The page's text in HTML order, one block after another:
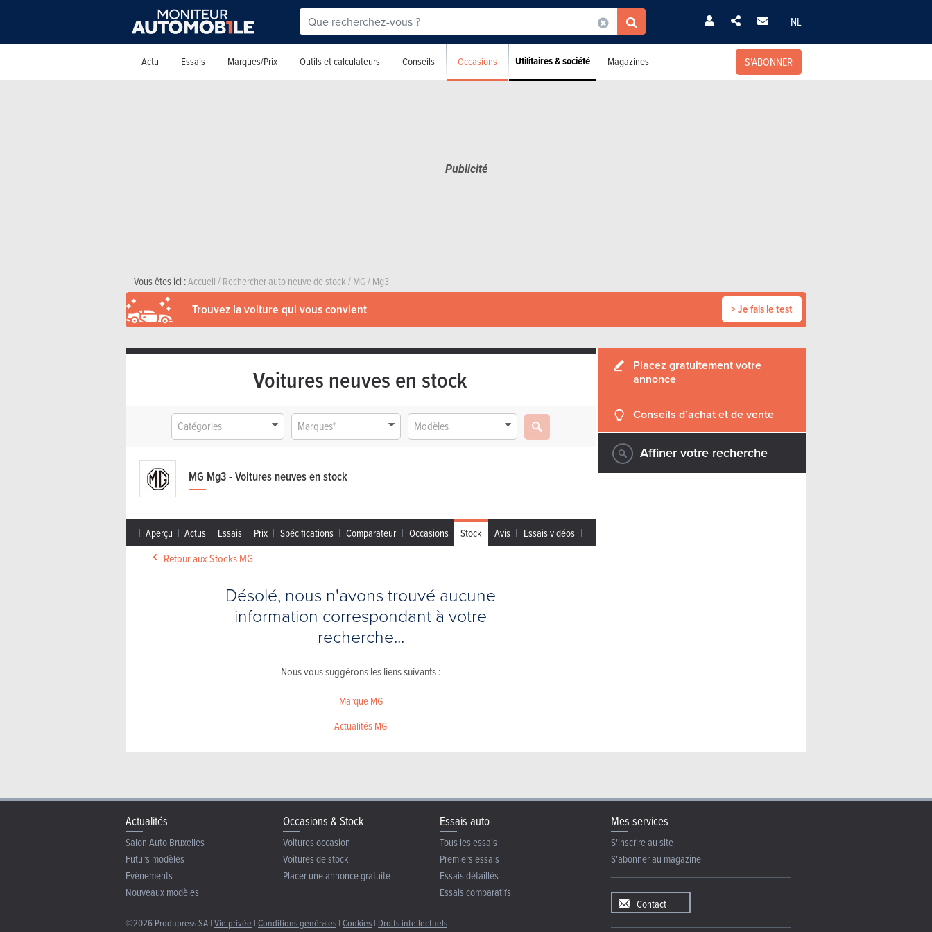
NL
Actu Essais Marques/Prix Outils et calculateurs Conseils Occasions Utilitaires & société Magazines S'ABONNER
Vous êtes ici :Accueil/Rechercher auto neuve de stock/MG/Mg3
Trouvez la voiture qui vous convient > Je fais le test
Voitures neuves en stock
Catégories Marques* Modèles
MG Mg3 - Voitures neuves en stock
Aperçu Actus Essais Prix Spécifications Comparateur Occasions Stock Avis Essais vidéos
Retour aux Stocks MG
Désolé, nous n'avons trouvé aucune
information correspondant à votre
recherche...
Nous vous suggérons les liens suivants :
Marque MG
Actualités MG
Placez gratuitement votre
annonce
Conseils d’achat et de vente
Affiner votre recherche
Actualités
Salon Auto Bruxelles
Futurs modèles
Evènements
Nouveaux modèles
Occasions & Stock
Voitures occasion
Voitures de stock
Placer une annonce gratuite
Essais auto
Tous les essais
Premiers essais
Essais détaillés
Essais comparatifs
©2026 Produpress SA | Vie privée | Conditions générales | Cookies | Droits intellectuels
Mes services
S'inscrire au site
S'abonner au magazine
Contact